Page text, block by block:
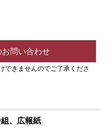
問い合わせ
できませんのでご了承くださ
、広報紙